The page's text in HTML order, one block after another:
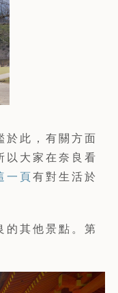
於此，有關方面
以大家在奈良看
一頁有對生活於
的其他景點。第